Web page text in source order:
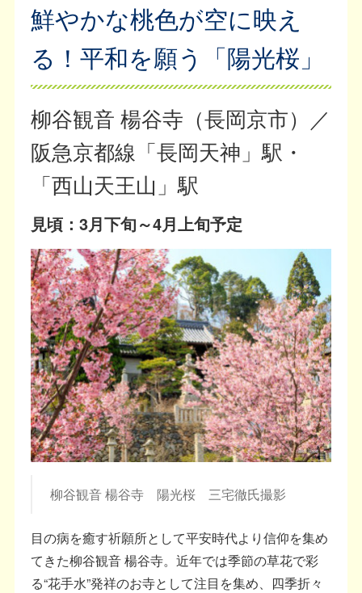
鮮やかな桃色が空に映え
る！平和を願う「陽光桜」
柳谷観音 楊谷寺（長岡京市）／
阪急京都線「長岡天神」駅・
「西山天王山」駅
見頃：3月下旬～4月上旬予定
柳谷観音 楊谷寺 陽光桜 三宅徹氏撮影
目の病を癒す祈願所として平安時代より信仰を集め
てきた柳谷観音 楊谷寺。近年では季節の草花で彩
る“花手水”発祥のお寺として注目を集め、四季折々